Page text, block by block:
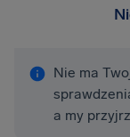
Nie ma
a my